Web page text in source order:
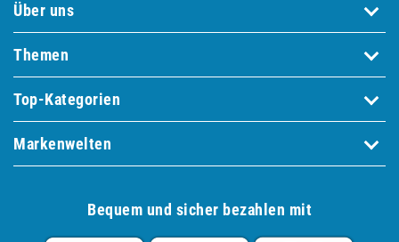
Über uns
Themen
Top-Kategorien
Markenwelten
Bequem und sicher bezahlen mit